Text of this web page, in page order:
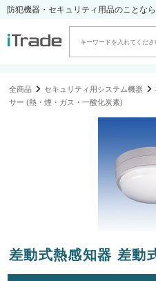
防犯機器・セキュリティ用品のことな
全商品 セキュリティ用システム機器
サー (熱・煙・ガス・一酸化炭素)
差動式熱感知器 差動